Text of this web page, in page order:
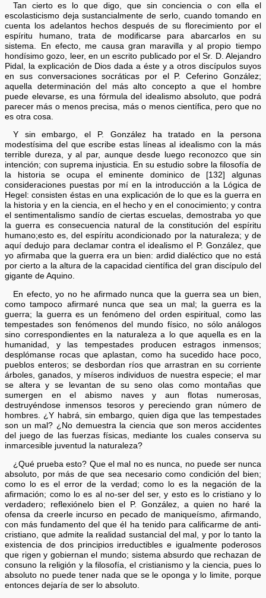
Tan cierto es lo que digo, que sin conciencia o con ella el
escolasticismo deja sustancialmente de serlo, cuando tomando en
cuenta los adelantos hechos después de su florecimiento por el
espíritu humano, trata de modificarse para abarcarlos en su
sistema. En efecto, me causa gran maravilla y al propio tiempo
hondísimo gozo, leer, en un escrito publicado por el Sr. D. Alejandro
Pidal, la explicación de Dios dada a éste y a otros discípulos suyos
en sus conversaciones socráticas por el P. Ceferino González;
aquella determinación del más alto concepto a que el hombre
puede elevarse, es una fórmula del idealismo absoluto, que podrá
parecer más o menos precisa, más o menos científica, pero que no
es otra cosa.
Y sin embargo, el P. González ha tratado en la persona
modestísima del que escribe estas líneas al idealismo con la más
terrible dureza, y al par, aunque desde luego reconozco que sin
intención; con suprema injusticia. En su estudio sobre la filosofía de
la historia se ocupa el eminente dominico de [132] algunas
consideraciones puestas por mí en la introducción a la Lógica de
Hegel: consisten éstas en una explicación de lo que es la guerra en
la historia y en la ciencia, en el hecho y en el conocimiento; y contra
el sentimentalismo sandío de ciertas escuelas, demostraba yo que
la guerra es consecuencia natural de la constitución del espíritu
humano;esto es, del espíritu acondicionado por la naturaleza; y de
aquí dedujo para declamar contra el idealismo el P. González, que
yo afirmaba que la guerra era un bien: ardid dialéctico que no está
por cierto a la altura de la capacidad científica del gran discípulo del
gigante de Aquino.
En efecto, yo no he afirmado nunca que la guerra sea un bien,
como tampoco afirmaré nunca que sea un mal; la guerra es la
guerra; la guerra es un fenómeno del orden espiritual, como las
tempestades son fenómenos del mundo físico, no sólo análogos
sino correspondientes en la naturaleza a lo que aquella es en la
humanidad, y las tempestades producen estragos inmensos;
desplómanse rocas que aplastan, como ha sucedido hace poco,
pueblos enteros; se desbordan ríos que arrastran en su corriente
árboles, ganados, y míseros individuos de nuestra especie; el mar
se altera y se levantan de su seno olas como montañas que
sumergen en el abismo naves y aun flotas numerosas,
destruyéndose inmensos tesoros y pereciendo gran número de
hombres. ¿Y habrá, sin embargo, quien diga que las tempestades
son un mal? ¿No demuestra la ciencia que son meros accidentes
del juego de las fuerzas físicas, mediante los cuales conserva su
inmarcesible juventud la naturaleza?
¿Qué prueba esto? Que el mal no es nunca, no puede ser nunca
absoluto, por más de que sea necesario como condición del bien;
como lo es el error de la verdad; como lo es la negación de la
afirmación; como lo es al no-ser del ser, y esto es lo cristiano y lo
verdadero; reflexiónelo bien el P. González, a quien no haré la
ofensa da creerle incurso en pecado de maniqueísmo, afirmando,
con más fundamento del que él ha tenido para calificarme de anti-
cristiano, que admite la realidad sustancial del mal, y por lo tanto la
existencia de dos principios irreductibles e igualmente poderosos
que rigen y gobiernan el mundo; sistema absurdo que rechazan de
consuno la religión y la filosofía, el cristianismo y la ciencia, pues lo
absoluto no puede tener nada que se le oponga y lo limite, porque
entonces dejaría de ser lo absoluto.